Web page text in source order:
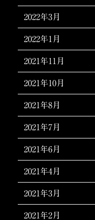
2022年3月
2022年1月
2021年11月
2021年10月
2021年8月
2021年7月
2021年6月
2021年4月
2021年3月
2021年2月